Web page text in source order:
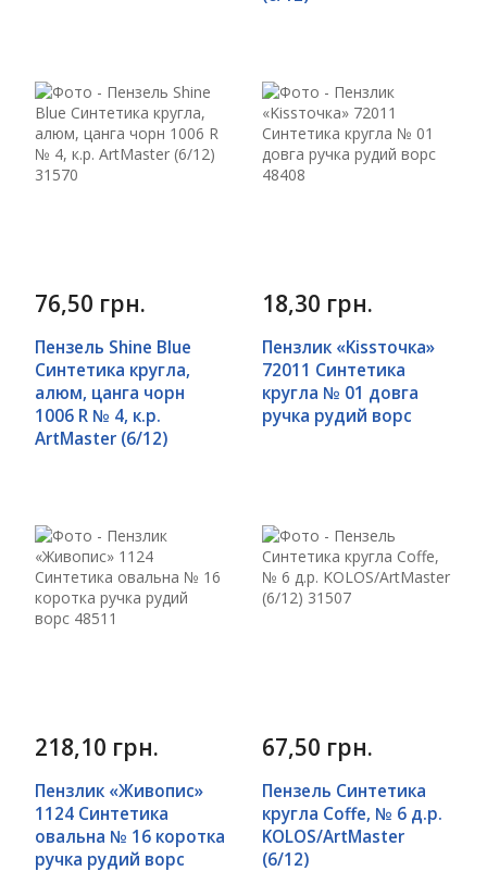
76,50 грн.
Пензель Shine Blue
Синтетика кругла,
алюм, цанга чорн
1006 R № 4, к.р.
ArtMaster (6/12)
18,30 грн.
Пензлик «Kissточка»
72011 Синтетика
кругла № 01 довга
ручка рудий ворс
218,10 грн.
Пензлик «Живопис»
1124 Синтетика
овальна № 16 коротка
ручка рудий ворс
67,50 грн.
Пензель Синтетика
кругла Сoffe, № 6 д.р.
KOLOS/ArtMaster
(6/12)